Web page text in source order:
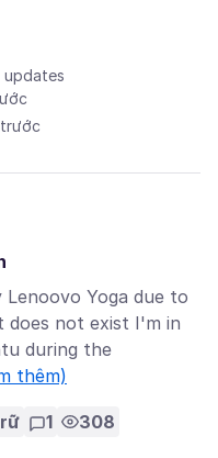
updates
Lenoovo Yoga due to
not exist I'm in
during the
thêm)
1 308